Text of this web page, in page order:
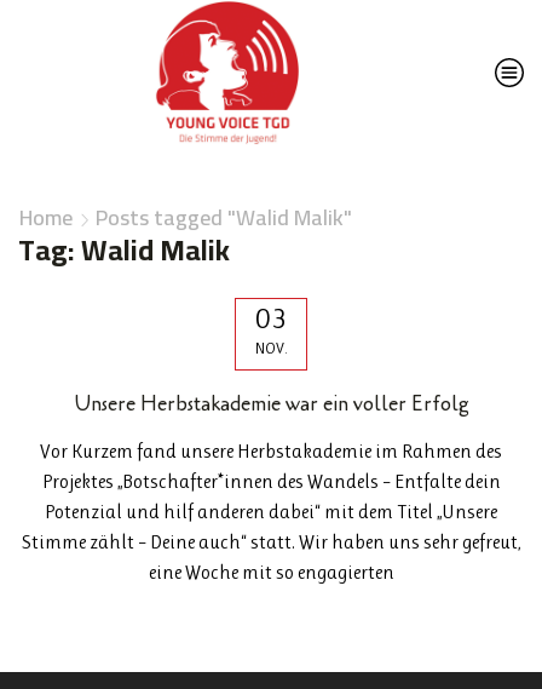
Home Posts tagged "Walid Malik"
Tag: Walid Malik
03
NOV.
Unsere Herbstakademie war ein voller Erfolg
Vor Kurzem fand unsere Herbstakademie im Rahmen des
Projektes „Botschafter*innen des Wandels – Entfalte dein
Potenzial und hilf anderen dabei“ mit dem Titel „Unsere
Stimme zählt – Deine auch“ statt. Wir haben uns sehr gefreut,
eine Woche mit so engagierten